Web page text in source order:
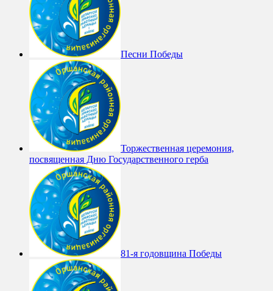
Песни Победы
Торжественная церемония,
посвященная Дню Государственного герба
81-я годовщина Победы